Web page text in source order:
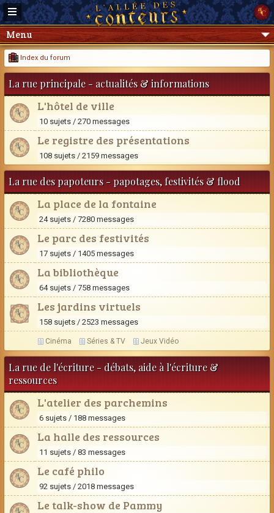
Menu
Index du forum
La rue principale - actualités & informations
L'hôtel de ville
10 sujets / 270 messages
Le registre des présentations
108 sujets / 2159 messages
La rue des papoteurs - papotages, festivités & flood
La place de la fontaine
24 sujets / 7280 messages
Le parc des festivités
17 sujets / 1405 messages
La bibliothèque
64 sujets / 758 messages
Les jardins virtuels
158 sujets / 2523 messages
Cinéma Séries & TV Jeux Vidéo
La rue de l'écriture - débats, aide à l'écriture &
ressources
L'atelier des parchemins
6 sujets / 188 messages
La halle des ressources
11 sujets / 83 messages
Le café philo
92 sujets / 2018 messages
Le talk-show de Pammy